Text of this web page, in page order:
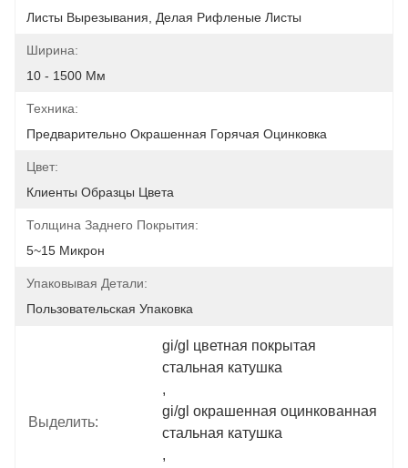
Листы Вырезывания, Делая Рифленые Листы
Ширина:
10 - 1500 Мм
Техника:
Предварительно Окрашенная Горячая Оцинковка
Цвет:
Клиенты Образцы Цвета
Толщина Заднего Покрытия:
5~15 Микрон
Упаковывая Детали:
Пользовательская Упаковка
Выделить:
gi/gl цветная покрытая
стальная катушка
,
gi/gl окрашенная оцинкованная
стальная катушка
,